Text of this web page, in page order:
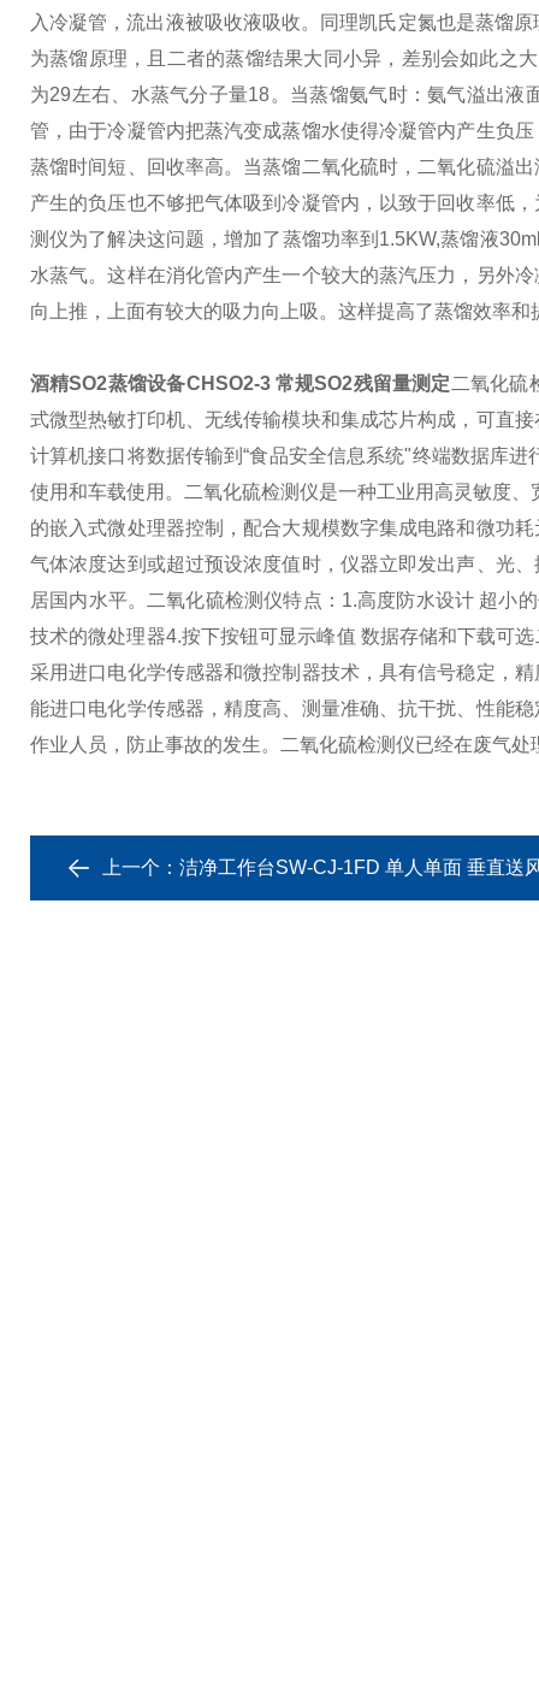
入冷凝管，流出液被吸收液吸收。同理凯氏定氮也是蒸馏
为蒸馏原理，且二者的蒸馏结果大同小异，差别会如此之
为29左右、水蒸气分子量18。 当蒸馏氨气时：氨气溢出液
管，由于冷凝管内把蒸汽变成蒸馏水使得冷凝管内产生负
蒸馏时间短、回收率高。 当蒸馏二氧化硫时，二氧化硫溢
产生的负压也不够把气体吸到冷凝管内，以致于回收率低
测仪为了解决这问题，增加了蒸馏功率到1.5KW,蒸馏液
水蒸气。这样在消化管内产生一个较大的蒸汽压力，另外
向上推，上面有较大的吸力向上吸。这样提高了蒸馏效率和
酒精SO2蒸馏设备CHSO2-3 常规SO2残留量测定 二氧化硫
式微型热敏打印机、无线传输模块和集成芯片构成，可直
计算机接口将数据传输到“食品安全信息系统"终端数据库
使用和车载使用。
二氧化硫检测仪是一种工业用高灵敏度
的嵌入式微处理器控制，配合大规模数字集成电路和微功
气体浓度达到或超过预设浓度值时，仪器立即发出声、光
居国内水平。
二氧化硫检测仪特点： 1.高度防水设计 超小
技术的微处理器4.按下按钮可显示峰值 数据存储和下载可选
采用进口电化学传感器和微控制器技术，具有信号稳定，
能进口电化学传感器，精度高、测量准确、抗干扰、性能
作业人员，防止事故的发生。二氧化硫检测仪已经在废气
上一个： 洁净工作台SW-CJ-1FD 单人单面 垂直送